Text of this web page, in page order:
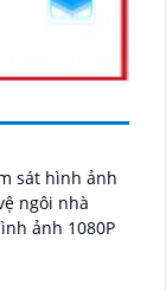
sát hình ảnh
ngôi nhà